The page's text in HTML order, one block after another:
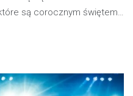
są corocznym świętem…